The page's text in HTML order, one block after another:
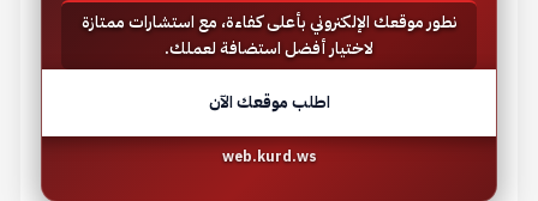
نطور موقعك الإلكتروني بأعلى كفاءة، مع استشارات ممتازة
لاختيار أفضل استضافة لعملك.
اطلب موقعك الآن
web.kurd.ws